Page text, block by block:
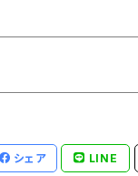
シェア LINE